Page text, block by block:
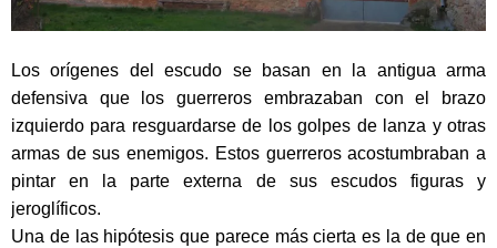
Los orígenes del escudo se basan en la antigua arma
defensiva que los guerreros embrazaban con el brazo
izquierdo para resguardarse de los golpes de lanza y otras
armas de sus enemigos. Estos guerreros acostumbraban a
pintar en la parte externa de sus escudos figuras y
jeroglíficos.
Una de las hipótesis que parece más cierta es la de que en